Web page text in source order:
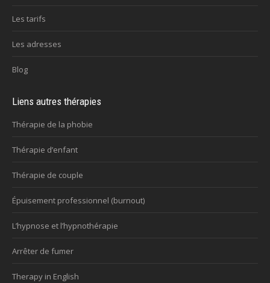
Les tarifs
Les adresses
Blog
Liens autres thérapies
Thérapie de la phobie
Thérapie d’enfant
Thérapie de couple
Épuisement professionnel (burnout)
L’hypnose et l’hypnothérapie
Arrêter de fumer
Therapy in English